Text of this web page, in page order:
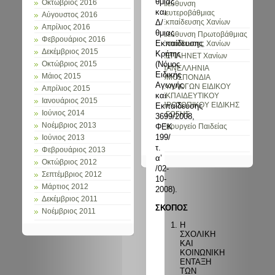
Οκτώβριος 2016
Αύγουστος 2016
Απρίλιος 2016
Φεβρουάριος 2016
Δεκέμβριος 2015
Οκτώβριος 2015
Μάιος 2015
Απρίλιος 2015
Ιανουάριος 2015
Ιούνιος 2014
Νοέμβριος 2013
Ιούνιος 2013
Φεβρουάριος 2013
Οκτώβριος 2012
Σεπτέμβριος 2012
Μάρτιος 2012
Δεκέμβριος 2011
Νοέμβριος 2011
Διεύθυνση
Δευτεροβάθμιας
Εκπαίδευσης Χανίων
Διεύθυνση Πρωτοβάθμιας
Εκπαίδευσης Χανίων
ΚΕΠΛΗΝΕΤ Χανίων
ΠΑΝΕΛΛΗΝΙΑ
ΟΜΟΣΠΟΝΔΙΑ
ΣΥΛΛΟΓΩΝ ΕΙΔΙΚΟΥ
ΕΚΠΑΙΔΕΥΤΙΚΟΥ
ΠΡΟΣΩΠΙΚΟΥ ΕΙΔΙΚΗΣ
ΑΓΩΓΗΣ
Υπουργείο Παιδείας
και
Δ/
θμιας
Εκπαίδευσης
Κρήτης
(Νόμος
Ειδικής
Αγωγής
και
Εκπαίδευσης
3699/2008,
ΦΕΚ
199/
τ.
α’
/02-
10-
2008).
ΣΚΟΠΟΣ
Η
ΣΧΟΛΙΚΗ
ΚΑΙ
ΚΟΙΝΩΝΙΚΗ
ΕΝΤΑΞΗ
ΤΩΝ